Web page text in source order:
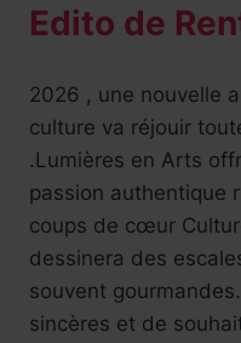
Edito de
2026 , une nouvelle
culture va réjouir
.Lumières en Arts
passion authentique
coups de cœur
dessinera des
souvent
sincères et de